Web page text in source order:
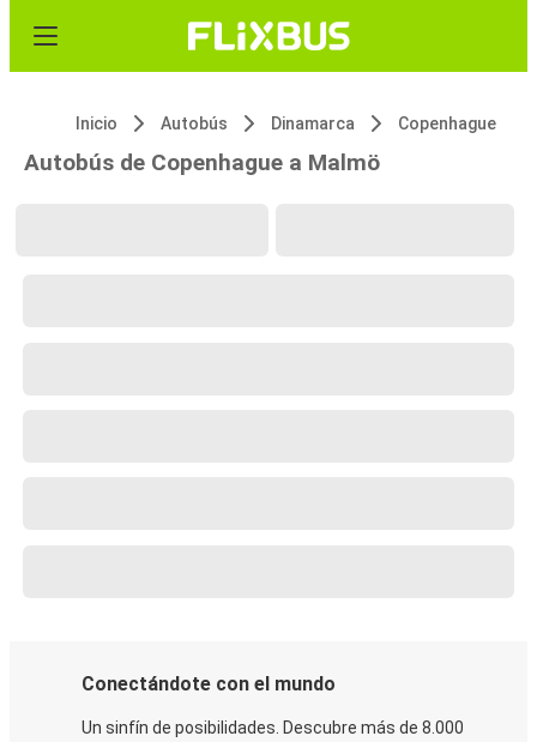
Inicio Autobús Dinamarca Copenhague
Autobús de Copenhague a Malmö
Conectándote con el mundo
Un sinfín de posibilidades. Descubre más de 8.000